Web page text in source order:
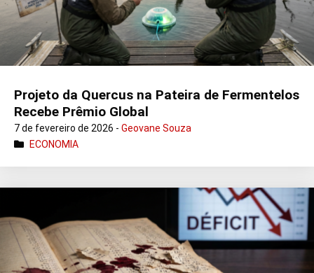
Projeto da Quercus na Pateira de Fermentelos
Recebe Prêmio Global
7 de fevereiro de 2026 - Geovane Souza
ECONOMIA